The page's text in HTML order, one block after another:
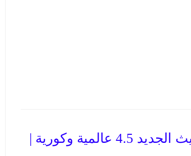
تحميل ملف ببجي 90 فريم التحديث الجديد 4.5 عالمية وكورية |